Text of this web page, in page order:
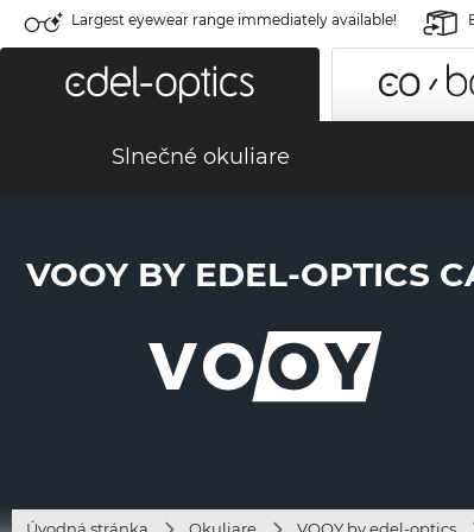
Largest eyewear range immediately available!
Slnečné okuliare
VOOY BY EDEL-OPTICS